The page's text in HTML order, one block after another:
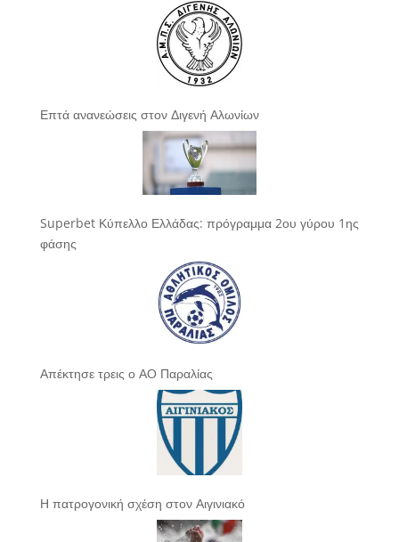
Επτά ανανεώσεις στον Διγενή Αλωνίων
Superbet Κύπελλο Ελλάδας: πρόγραμμα 2ου γύρου 1ης
φάσης
Απέκτησε τρεις ο ΑΟ Παραλίας
Η πατρογονική σχέση στον Αιγινιακό